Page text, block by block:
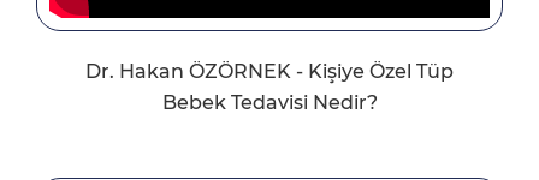
Dr. Hakan ÖZÖRNEK - Kişiye Özel Tüp
Bebek Tedavisi Nedir?